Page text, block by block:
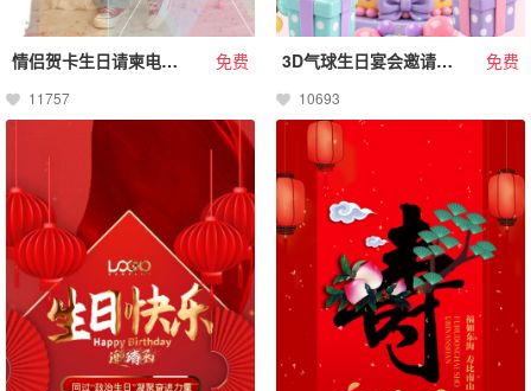
情侣贺卡生日请柬电子请柬 免费
11757
3D气球生日宴会邀请函请柬请帖生日聚会小孩大人生日 免费
10693